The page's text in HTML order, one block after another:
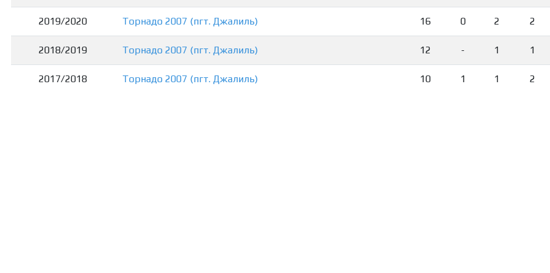
2019/2020 Торнадо 2007 (пгт. Джалиль) 16 0 2 2
2018/2019 Торнадо 2007 (пгт. Джалиль) 12 - 1 1
2017/2018 Торнадо 2007 (пгт. Джалиль) 10 1 1 2